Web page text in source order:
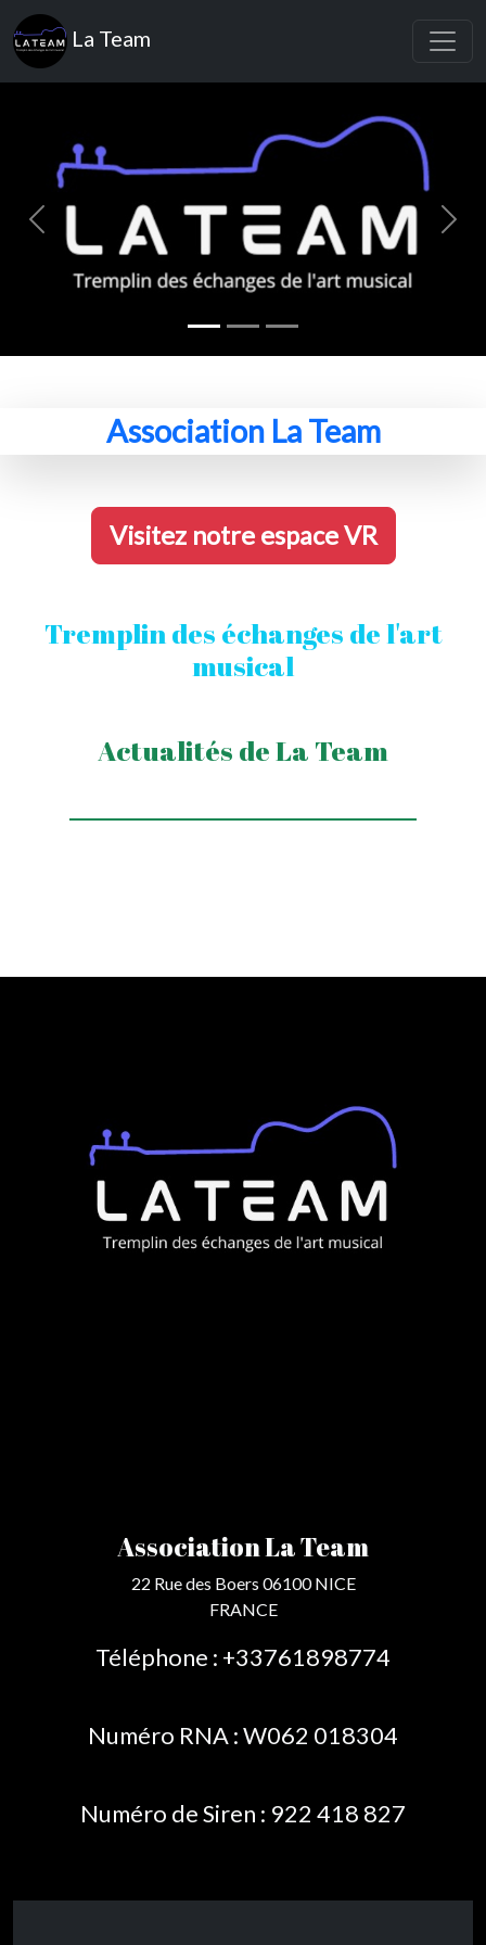
La Team
Previous Next
Association La Team
Visitez notre espace VR
Tremplin des échanges de l'art
musical
Actualités de La Team
Association La Team
22 Rue des Boers 06100 NICE
FRANCE
Téléphone : +33761898774
Numéro RNA : W062 018304
Numéro de Siren : 922 418 827